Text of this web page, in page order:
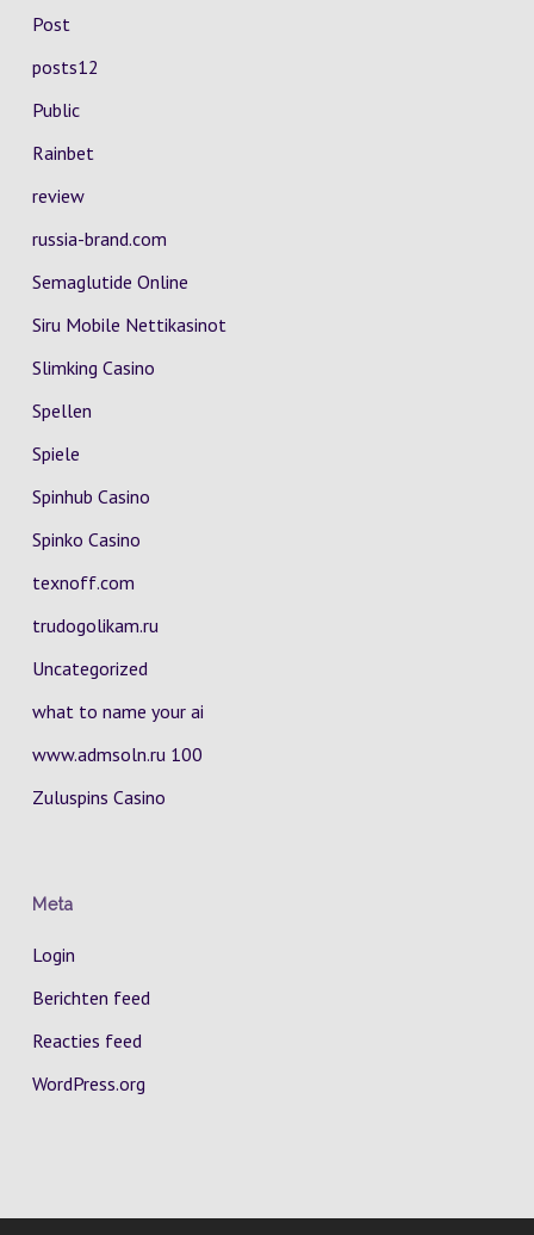
Post
posts12
Public
Rainbet
review
russia-brand.com
Semaglutide Online
Siru Mobile Nettikasinot
Slimking Casino
Spellen
Spiele
Spinhub Casino
Spinko Casino
texnoff.com
trudogolikam.ru
Uncategorized
what to name your ai
www.admsoln.ru 100
Zuluspins Casino
Meta
Login
Berichten feed
Reacties feed
WordPress.org